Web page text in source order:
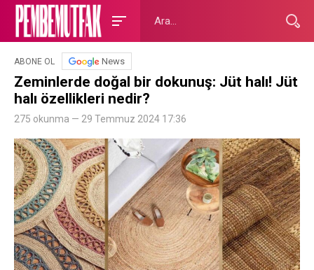
ABONE OL News
Zeminlerde doğal bir dokunuş: Jüt halı! Jüt
halı özellikleri nedir?
275 okunma — 29 Temmuz 2024 17:36